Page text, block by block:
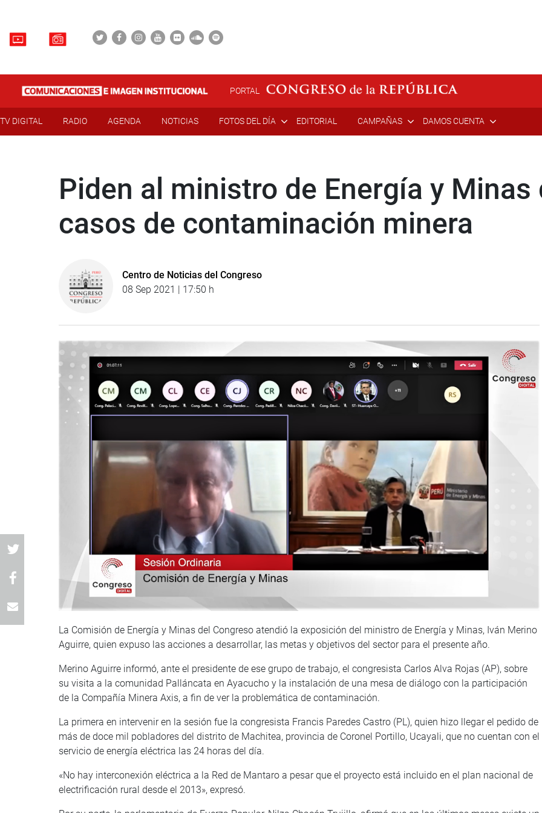
PORTAL
TV DIGITAL RADIO AGENDA NOTICIAS FOTOS DEL DÍA EDITORIAL CAMPAÑAS DAMOS CUENTA
Piden al ministro de Energía y Minas
casos de contaminación minera
Centro de Noticias del Congreso
08 Sep 2021 | 17:50 h
La Comisión de Energía y Minas del Congreso atendió la exposición del ministro de Energía y Minas, Iván Merino
Aguirre, quien expuso las acciones a desarrollar, las metas y objetivos del sector para el presente año.
Merino Aguirre informó, ante el presidente de ese grupo de trabajo, el congresista Carlos Alva Rojas (AP), sobre
su visita a la comunidad Palláncata en Ayacucho y la instalación de una mesa de diálogo con la participación
de la Compañía Minera Axis, a fin de ver la problemática de contaminación.
La primera en intervenir en la sesión fue la congresista Francis Paredes Castro (PL), quien hizo llegar el pedido de
más de doce mil pobladores del distrito de Machitea, provincia de Coronel Portillo, Ucayali, que no cuentan con el
servicio de energía eléctrica las 24 horas del día.
«No hay interconexión eléctrica a la Red de Mantaro a pesar que el proyecto está incluido en el plan nacional de
electrificación rural desde el 2013», expresó.